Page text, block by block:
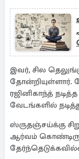
இவர், சில
தோன்றியுள்ளார்.
ரஜினிகாந்த்
வேடங்களில்
ஸ்ருதஞ்சய்க்கு
ஆர்வம்